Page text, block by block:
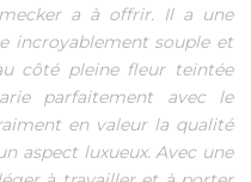
a à offrir. Il a une
incroyablement souple et
côté pleine fleur teintée
parfaitement avec le
en valeur la qualité
aspect luxueux. Avec une